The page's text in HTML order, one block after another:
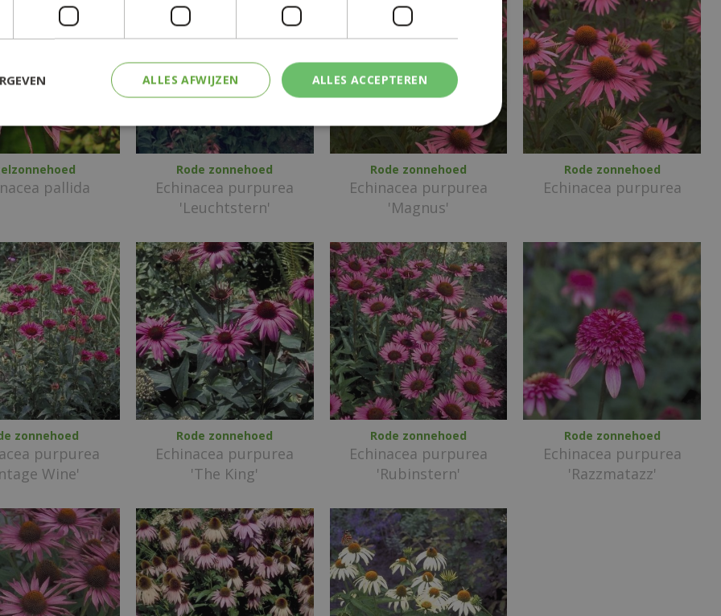
pallida
Rode zonnehoed
Echinacea purpurea
'Leuchtstern'
Rode zonnehoed
Echinacea purpurea
'Magnus'
Rode zonnehoed
Echinacea purpurea
zonnehoed
purpurea
Wine'
Rode zonnehoed
Echinacea purpurea
'The King'
Rode zonnehoed
Echinacea purpurea
'Rubinstern'
Rode zonnehoed
Echinacea purpurea
'Razzmatazz'
ALLES ACCEPTEREN
ALLES AFWIJZEN